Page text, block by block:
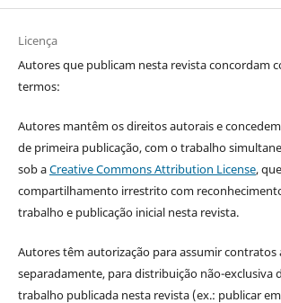
Licença
Autores que publicam nesta revista concordam
termos:
Autores mantêm os direitos autorais e
de primeira publicação, com o trabalho
sob aCreative Commons Attribution License,
compartilhamento irrestrito com
trabalho e publicação inicial nesta revista.
Autores têm autorização para assumir contratos
separadamente, para distribuição não-exclusiva
trabalho publicada nesta revista (ex.: publicar